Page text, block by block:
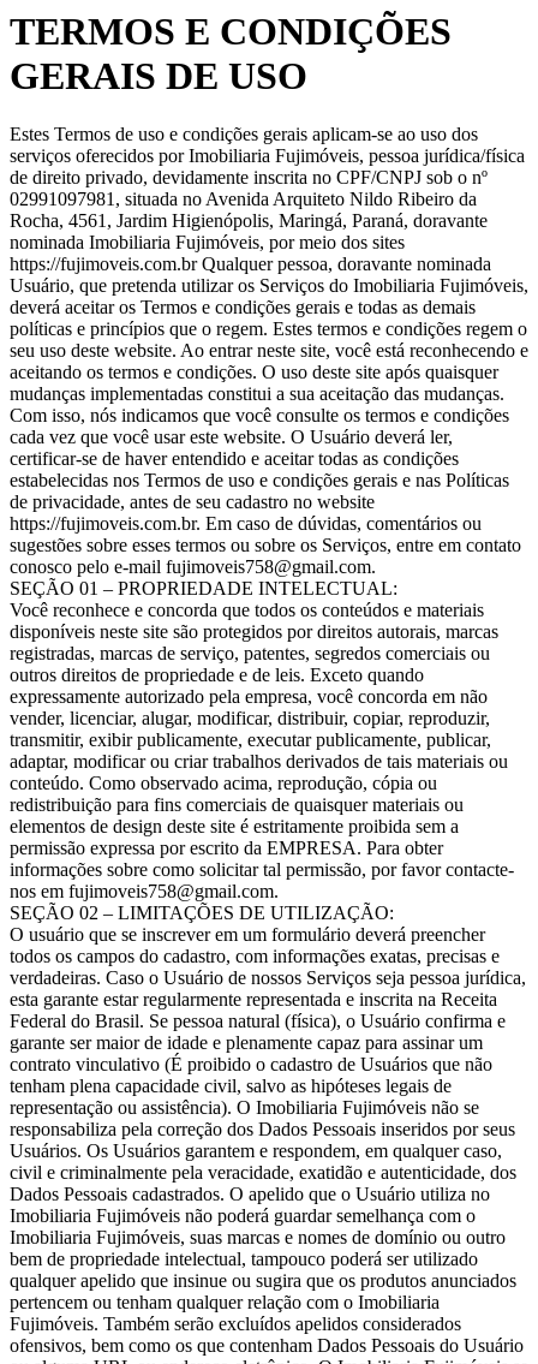
TERMOS E CONDIÇÕES
GERAIS DE USO
Estes Termos de uso e condições gerais aplicam-se ao uso dos
serviços oferecidos por Imobiliaria Fujimóveis, pessoa jurídica/física
de direito privado, devidamente inscrita no CPF/CNPJ sob o nº
02991097981, situada no Avenida Arquiteto Nildo Ribeiro da
Rocha, 4561, Jardim Higienópolis, Maringá, Paraná, doravante
nominada Imobiliaria Fujimóveis, por meio dos sites
https://fujimoveis.com.br Qualquer pessoa, doravante nominada
Usuário, que pretenda utilizar os Serviços do Imobiliaria Fujimóveis,
deverá aceitar os Termos e condições gerais e todas as demais
políticas e princípios que o regem. Estes termos e condições regem o
seu uso deste website. Ao entrar neste site, você está reconhecendo e
aceitando os termos e condições. O uso deste site após quaisquer
mudanças implementadas constitui a sua aceitação das mudanças.
Com isso, nós indicamos que você consulte os termos e condições
cada vez que você usar este website. O Usuário deverá ler,
certificar-se de haver entendido e aceitar todas as condições
estabelecidas nos Termos de uso e condições gerais e nas Políticas
de privacidade, antes de seu cadastro no website
https://fujimoveis.com.br. Em caso de dúvidas, comentários ou
sugestões sobre esses termos ou sobre os Serviços, entre em contato
conosco pelo e-mail fujimoveis758@gmail.com.
SEÇÃO 01 – PROPRIEDADE INTELECTUAL:
Você reconhece e concorda que todos os conteúdos e materiais
disponíveis neste site são protegidos por direitos autorais, marcas
registradas, marcas de serviço, patentes, segredos comerciais ou
outros direitos de propriedade e de leis. Exceto quando
expressamente autorizado pela empresa, você concorda em não
vender, licenciar, alugar, modificar, distribuir, copiar, reproduzir,
transmitir, exibir publicamente, executar publicamente, publicar,
adaptar, modificar ou criar trabalhos derivados de tais materiais ou
conteúdo. Como observado acima, reprodução, cópia ou
redistribuição para fins comerciais de quaisquer materiais ou
elementos de design deste site é estritamente proibida sem a
permissão expressa por escrito da EMPRESA. Para obter
informações sobre como solicitar tal permissão, por favor contacte-
nos em fujimoveis758@gmail.com.
SEÇÃO 02 – LIMITAÇÕES DE UTILIZAÇÃO:
O usuário que se inscrever em um formulário deverá preencher
todos os campos do cadastro, com informações exatas, precisas e
verdadeiras. Caso o Usuário de nossos Serviços seja pessoa jurídica,
esta garante estar regularmente representada e inscrita na Receita
Federal do Brasil. Se pessoa natural (física), o Usuário confirma e
garante ser maior de idade e plenamente capaz para assinar um
contrato vinculativo (É proibido o cadastro de Usuários que não
tenham plena capacidade civil, salvo as hipóteses legais de
representação ou assistência). O Imobiliaria Fujimóveis não se
responsabiliza pela correção dos Dados Pessoais inseridos por seus
Usuários. Os Usuários garantem e respondem, em qualquer caso,
civil e criminalmente pela veracidade, exatidão e autenticidade, dos
Dados Pessoais cadastrados. O apelido que o Usuário utiliza no
Imobiliaria Fujimóveis não poderá guardar semelhança com o
Imobiliaria Fujimóveis, suas marcas e nomes de domínio ou outro
bem de propriedade intelectual, tampouco poderá ser utilizado
qualquer apelido que insinue ou sugira que os produtos anunciados
pertencem ou tenham qualquer relação com o Imobiliaria
Fujimóveis. Também serão excluídos apelidos considerados
ofensivos, bem como os que contenham Dados Pessoais do Usuário